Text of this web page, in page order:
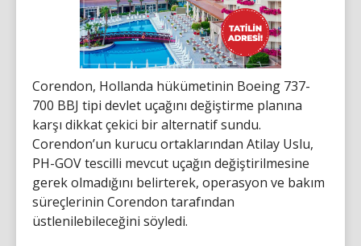
Corendon, Hollanda hükümetinin Boeing 737-
700 BBJ tipi devlet uçağını değiştirme planına
karşı dikkat çekici bir alternatif sundu.
Corendon’un kurucu ortaklarından Atilay Uslu,
PH-GOV tescilli mevcut uçağın değiştirilmesine
gerek olmadığını belirterek, operasyon ve bakım
süreçlerinin Corendon tarafından
üstlenilebileceğini söyledi.